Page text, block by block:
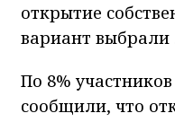
открытие
вариант выбрали
По 8%
сообщили, что